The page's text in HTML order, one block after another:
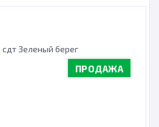
Зеленый берег
ПРОДАЖА